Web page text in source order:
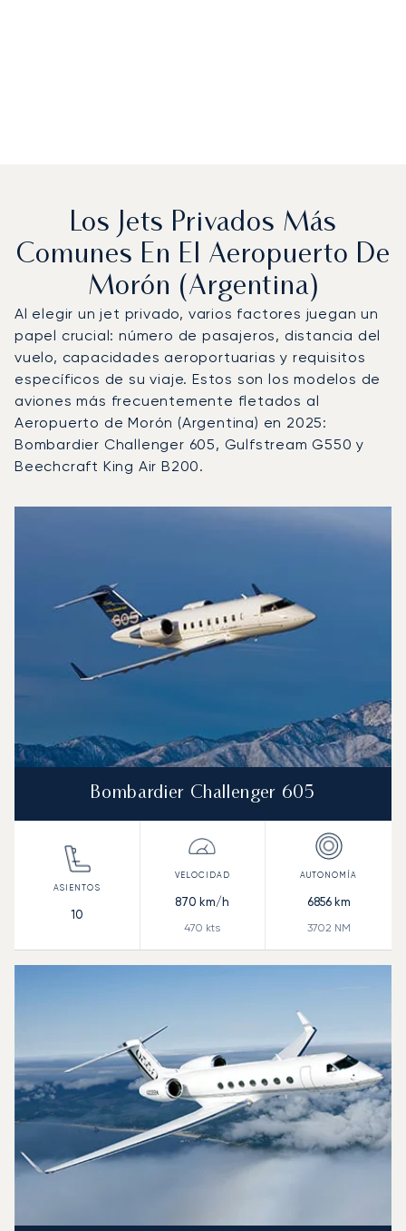
Los Jets Privados Más
Comunes En El Aeropuerto De
Morón (Argentina)
Al elegir un jet privado, varios factores juegan un
papel crucial: número de pasajeros, distancia del
vuelo, capacidades aeroportuarias y requisitos
específicos de su viaje. Estos son los modelos de
aviones más frecuentemente fletados al
Aeropuerto de Morón (Argentina) en 2025:
Bombardier Challenger 605, Gulfstream G550 y
Beechcraft King Air B200.
Bombardier Challenger 605
10
870 km/h
470 kts
6856km
3702 NM